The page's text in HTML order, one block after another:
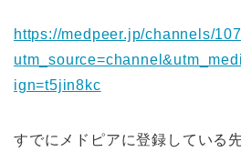
https://medpeer.jp/channels/
ign=t5jin8kc
すでにメドピアに登録している先